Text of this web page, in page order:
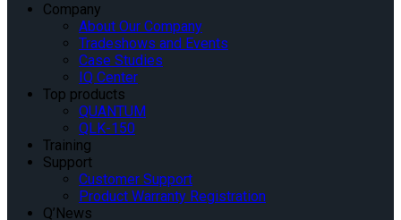
Company
About Our Company
Tradeshows and Events
Case Studies
IQ Center
Top products
QUANTUM
QLK-150
Training
Support
Customer Support
Product Warranty Registration
Q’News